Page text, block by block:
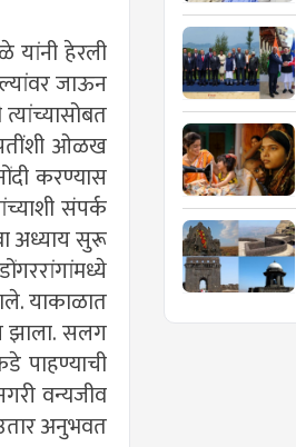
यांनी हेरली
जाऊन
ओळख
करण्यास
संपर्क
अध्याय सुरू
याकाळात
झाला. सलग
पाहण्याची
वन्यजीव
अनुभवत